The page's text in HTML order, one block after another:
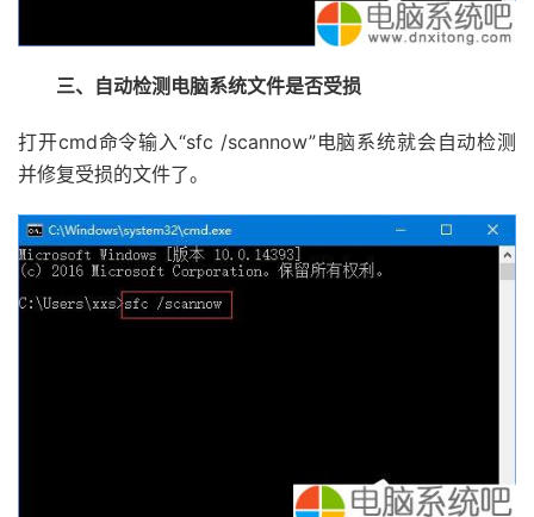
三、自动检测电脑系统文件是否受损
打开cmd命令输入“sfc /scannow”电脑系统就会自动检测
并修复受损的文件了。